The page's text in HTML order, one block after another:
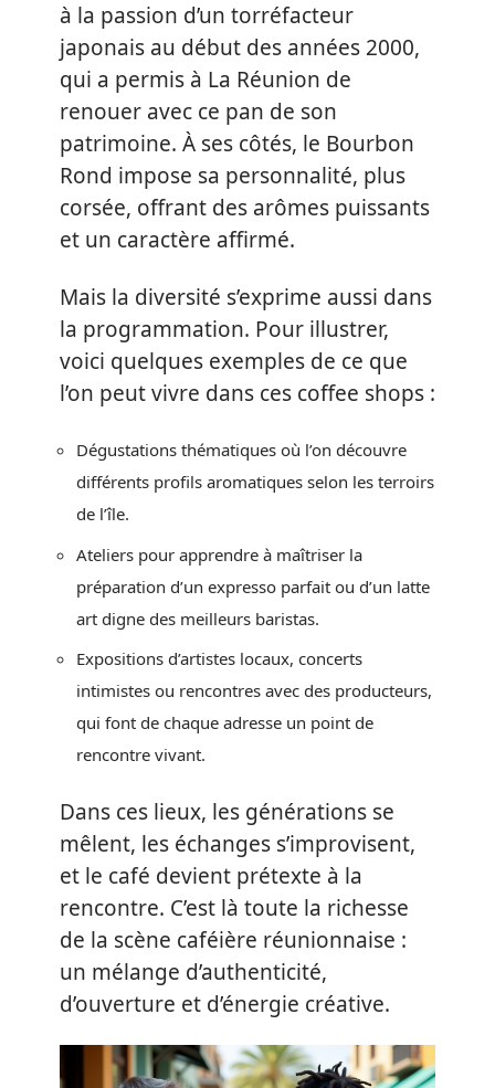
à la passion d’un torréfacteur
japonais au début des années 2000,
qui a permis à La Réunion de
renouer avec ce pan de son
patrimoine. À ses côtés, le Bourbon
Rond impose sa personnalité, plus
corsée, offrant des arômes puissants
et un caractère affirmé.
Mais la diversité s’exprime aussi dans
la programmation. Pour illustrer,
voici quelques exemples de ce que
l’on peut vivre dans ces coffee shops :
Dégustations thématiques où l’on découvre
différents profils aromatiques selon les terroirs
de l’île.
Ateliers pour apprendre à maîtriser la
préparation d’un expresso parfait ou d’un latte
art digne des meilleurs baristas.
Expositions d’artistes locaux, concerts
intimistes ou rencontres avec des producteurs,
qui font de chaque adresse un point de
rencontre vivant.
Dans ces lieux, les générations se
mêlent, les échanges s’improvisent,
et le café devient prétexte à la
rencontre. C’est là toute la richesse
de la scène caféière réunionnaise :
un mélange d’authenticité,
d’ouverture et d’énergie créative.